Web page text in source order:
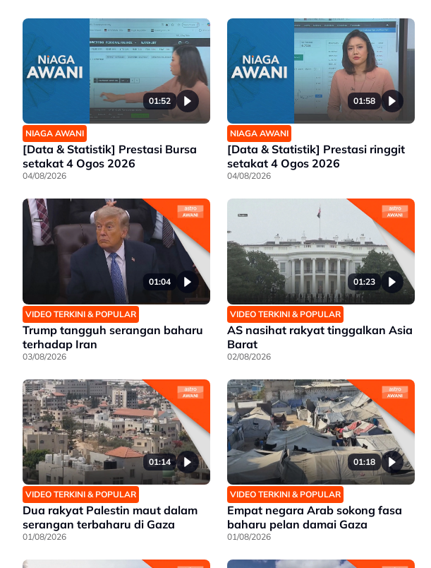
01:52
NIAGA AWANI
[Data & Statistik] Prestasi Bursa
setakat 4 Ogos 2026
04/08/2026
01:58
NIAGA AWANI
[Data & Statistik] Prestasi ringgit
setakat 4 Ogos 2026
04/08/2026
01:04
VIDEO TERKINI & POPULAR
Trump tangguh serangan baharu
terhadap Iran
03/08/2026
01:23
VIDEO TERKINI & POPULAR
AS nasihat rakyat tinggalkan Asia
Barat
02/08/2026
01:14
VIDEO TERKINI & POPULAR
Dua rakyat Palestin maut dalam
serangan terbaharu di Gaza
01/08/2026
01:18
VIDEO TERKINI & POPULAR
Empat negara Arab sokong fasa
baharu pelan damai Gaza
01/08/2026